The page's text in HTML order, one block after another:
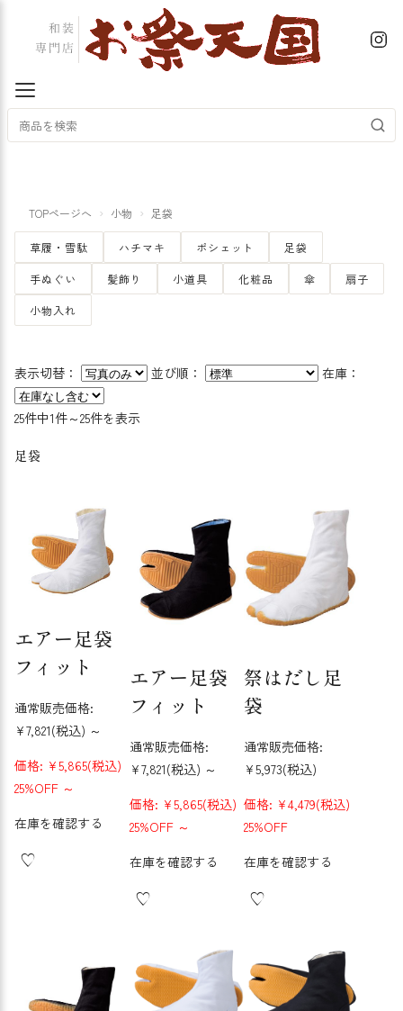
TOPページへ 小物 足袋
草履・雪駄 ハチマキ ポシェット 足袋
手ぬぐい 髪飾り 小道具 化粧品 傘 扇子
小物入れ
表示切替： 並び順： 在庫：
25件中1件～25件を表示
足袋
エアー足袋
フィット
通常販売価格:
¥7,821(税込) ～
価格: ¥5,865(税込)
25%OFF ～
在庫を確認する
エアー足袋
フィット
通常販売価格:
¥7,821(税込) ～
価格: ¥5,865(税込)
25%OFF ～
在庫を確認する
祭はだし足
袋
通常販売価格:
¥5,973(税込)
価格: ¥4,479(税込)
25%OFF
在庫を確認する